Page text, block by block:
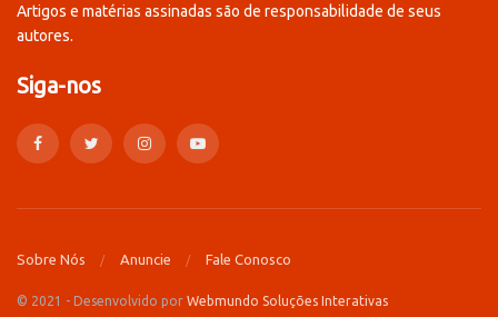
Artigos e matérias assinadas são de responsabilidade de seus
autores.
Siga-nos
Sobre Nós Anuncie Fale Conosco
© 2021 - Desenvolvido por Webmundo Soluções Interativas